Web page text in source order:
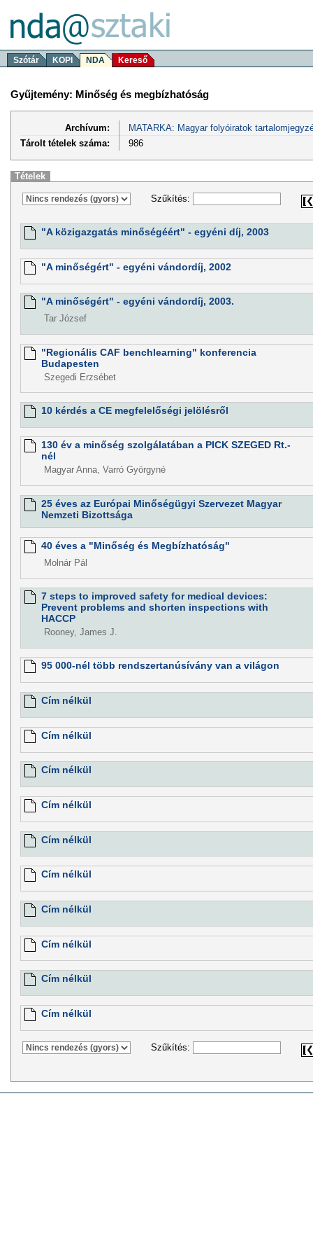
Szótár KOPI NDA Kereső
Gyűjtemény: Minőség és megbízhatóság
Archívum:
MATARKA: Magyar folyóiratok
Tárolt tételek száma:
986
Tételek
Szűkítés:
"A közigazgatás minőségéért" - egyéni díj, 2003
"A minőségért" - egyéni vándordíj, 2002
"A minőségért" - egyéni vándordíj, 2003.
Tar József
"Regionális CAF benchlearning" konferencia
Budapesten
Szegedi Erzsébet
10 kérdés a CE megfelelőségi jelölésről
130 év a minőség szolgálatában a PICK SZEGED Rt.-
nél
Magyar Anna, Varró Györgyné
25 éves az Európai Minőségügyi Szervezet Magyar
Nemzeti Bizottsága
40 éves a "Minőség és Megbízhatóság"
Molnár Pál
7 steps to improved safety for medical devices:
Prevent problems and shorten inspections with
HACCP
Rooney, James J.
95 000-nél több rendszertanúsívány van a világon
Cím nélkül
Cím nélkül
Cím nélkül
Cím nélkül
Cím nélkül
Cím nélkül
Cím nélkül
Cím nélkül
Cím nélkül
Cím nélkül
Szűkítés: